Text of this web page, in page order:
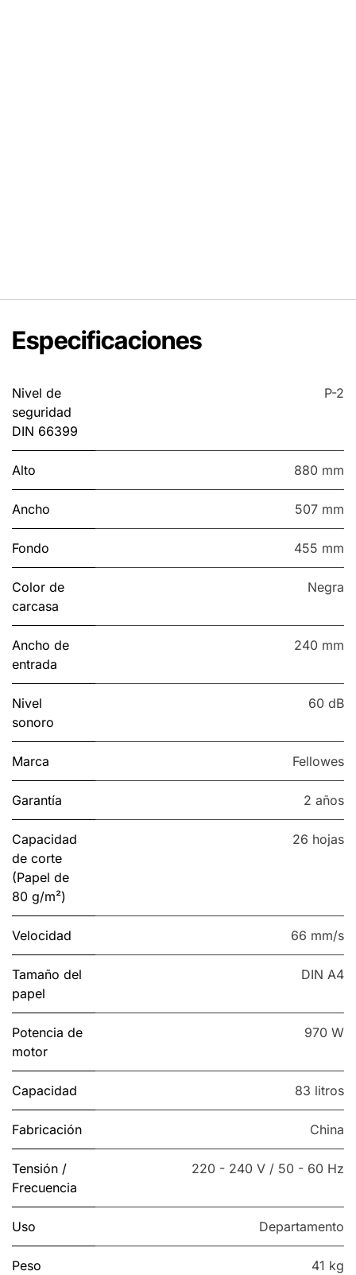
Especificaciones
Nivel de
seguridad
DIN 66399
P-2
Alto 880 mm
Ancho 507 mm
Fondo 455 mm
Color de
carcasa
Negra
Ancho de
entrada
240 mm
Nivel
sonoro
60 dB
Marca Fellowes
Garantía 2 años
Capacidad
de corte
(Papel de
80 g/m²)
26 hojas
Velocidad 66 mm/s
Tamaño del
papel
DIN A4
Potencia de
motor
970 W
Capacidad 83 litros
Fabricación China
Tensión /
Frecuencia
220 - 240 V / 50 - 60 Hz
Uso Departamento
Peso 41 kg